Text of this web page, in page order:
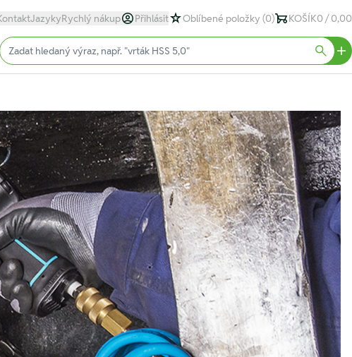
JazykyRychlý nákup Přihlásit Oblíbené položky (0) KOŠÍK0 / 0,00
Input (text)